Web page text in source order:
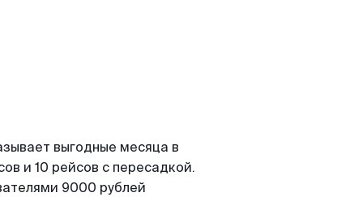
выгодные месяца в
и 10 рейсов с пересадкой.
9000 рублей